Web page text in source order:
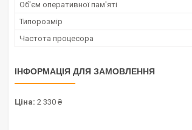
Об'єм оперативної пам'яті
Типорозмір
Частота процесора
ІНФОРМАЦІЯ ДЛЯ ЗАМОВЛЕННЯ
Ціна: 2 330 ₴